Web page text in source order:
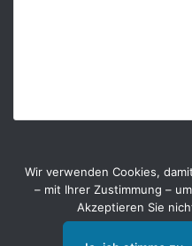
Wir verwenden Cookies,
– mit Ihrer Zustimmung –
Akzeptieren Sie